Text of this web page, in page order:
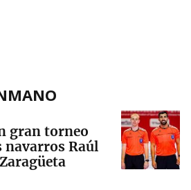
gran torneo
Raúl